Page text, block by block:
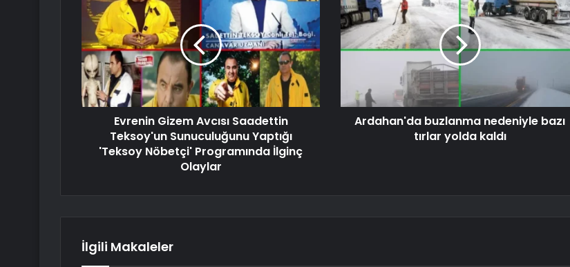
Evrenin Gizem Avcısı Saadettin
Teksoy'un Sunuculuğunu Yaptığı
'Teksoy Nöbetçi' Programında İlginç
Olaylar
Ardahan'da buzlanma nedeniyle bazı
tırlar yolda kaldı
İlgili Makaleler